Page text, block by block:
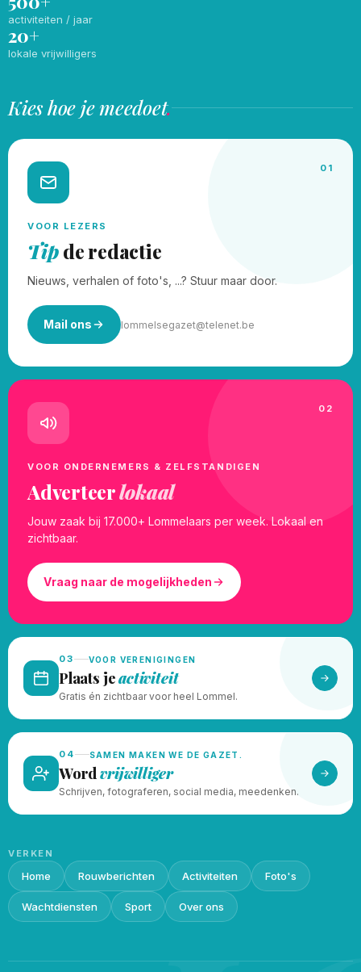
activiteiten / jaar
20+
lokale vrijwilligers
Kies hoe je meedoet.
01
VOOR LEZERS
Tipde redactie
Nieuws, verhalen of foto's, ...? Stuur maar door.
Mail ons lommelsegazet@telenet.be
02
VOOR ONDERNEMERS & ZELFSTANDIGEN
Adverteerlokaal
Jouw zaak bij 17.000+ Lommelaars per week. Lokaal en
zichtbaar.
Vraag naar de mogelijkheden
03 VOOR VERENIGINGEN
Plaats jeactiviteit
Gratis én zichtbaar voor heel Lommel.
04 SAMEN MAKEN WE DE GAZET.
Wordvrijwilliger
Schrijven, fotograferen, social media, meedenken.
VERKEN
Home Rouwberichten Activiteiten Foto's
Wachtdiensten Sport Over ons